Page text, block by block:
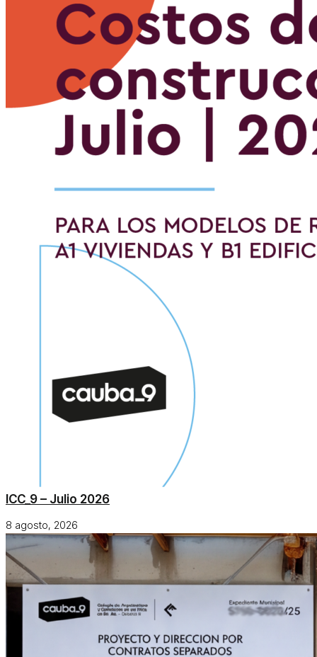
ICC_9 – Julio 2026
8 agosto, 2026